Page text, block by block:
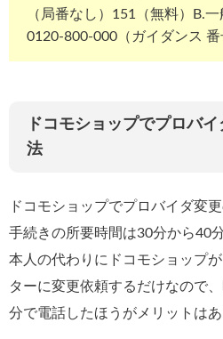
（局番なし）151（無料）B.
0120-800-000（ガイダンス 番
ドコモショップでプロバ
法
ドコモショップでプロバイダ変
手続きの所要時間は30分から40
本人の代わりにドコモショップ
ターに変更依頼するだけなので
分で電話したほうがメリットはあ